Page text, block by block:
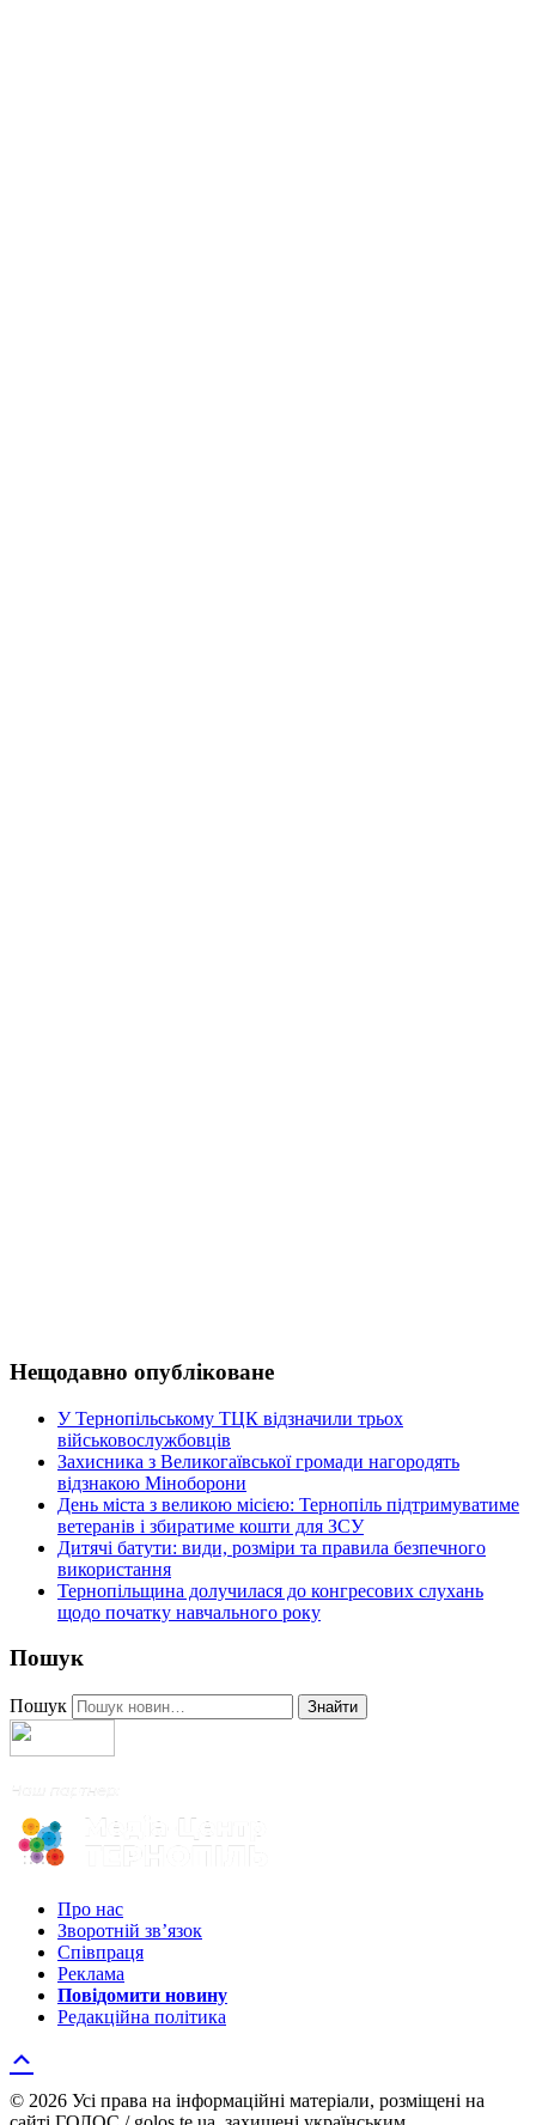
Нещодавно опубліковане
У Тернопільському ТЦК відзначили трьох
військовослужбовців
Захисника з Великогаївської громади нагородять
відзнакою Міноборони
День міста з великою місією: Тернопіль підтримуватиме
ветеранів і збиратиме кошти для ЗСУ
Дитячі батути: види, розміри та правила безпечного
використання
Тернопільщина долучилася до конгресових слухань
щодо початку навчального року
Пошук
Пошук Знайти
Про нас
Зворотній зв’язок
Співпраця
Реклама
Повідомити новину
Редакційна політика
© 2026 Усі права на інформаційні матеріали, розміщені на